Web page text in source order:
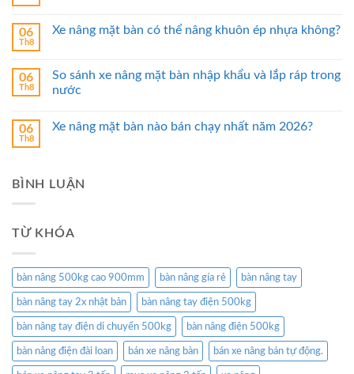
06
Th8
Xe nâng mặt bàn có thể nâng khuôn ép nhựa không?
06
Th8
So sánh xe nâng mặt bàn nhập khẩu và lắp ráp trong
nước
06
Th8
Xe nâng mặt bàn nào bán chạy nhất năm 2026?
BÌNH LUẬN
TỪ KHÓA
bàn nâng 500kg cao 900mm bàn nâng gía rẻ bàn nâng tay
bàn nâng tay 2x nhật bản bàn nâng tay điện 500kg
bàn nâng tay điện di chuyển 500kg bàn nâng điện 500kg
bàn nâng điện đài loan bán xe nâng bàn bán xe nâng bán tự động.